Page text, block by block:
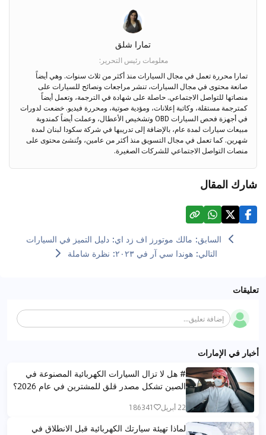
تمارا شلق
معلومات رئيس التحرير :
تمارا محررة تعمل في مجال السيارات منذ أكثر من ثلاث سنوات. وهي أيضاً
صانعة محتوى في مجال السيارات، تنشر مراجعات ونصائح للسيارات على
منصاتها للتواصل الاجتماعي. حاصلة على شهادة في الترجمة، وتعمل أيضاً
كمترجمة مستقلة، وكاتبة إعلانات، ومؤدية صوتية، ومحررة فيديو. خضعت لدورات
في أجهزة فحص السيارات OBD وتشخيص الأعطال، وعملت أيضاً كمندوبة
مبيعات سيارات لمدة عام، بالإضافة إلى تدريبها في شركة سكودا لبنان لمدة
شهرين. كما تعمل في مجال التسويق منذ أكثر من عامين، وتُنشئ محتوى على
منصات التواصل الاجتماعي للشركات الصغيرة.
شارك المقال
السابق: مالك موتورز اف زد اي: دليل التميز في السيارات
التالي: هوندا سي آر في ٢٠٢٣: نظرة شاملة
تعليقات
إضافة تعليق...
أخبار في الإمارات
# هل لا تزال السيارات الكهربائية المصنوعة في
الصين تشكل مصدر قلق للمشترين في عام 2026؟
22 أبريل 186341
لماذا تهيئة سيارتك الكهربائية قبل الانطلاق في